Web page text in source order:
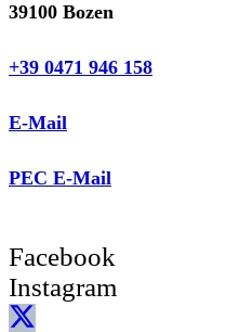
39100 Bozen
+39 0471 946 158
E-Mail
PEC E-Mail
Facebook
Instagram